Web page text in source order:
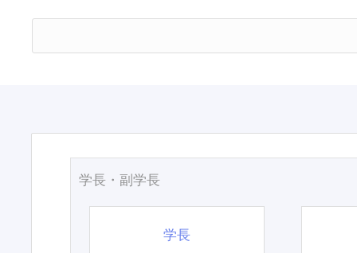
学長・副学長
学長